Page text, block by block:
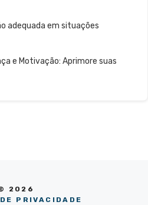
adequada em situações
e Motivação: Aprimore suas
2026
PRIVACIDADE